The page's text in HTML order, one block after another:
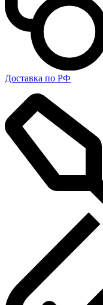
Доставка по РФ